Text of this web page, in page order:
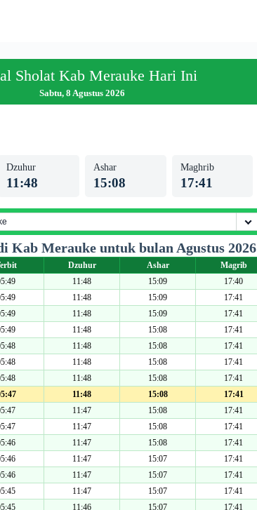
Sholat Kab Merauke Hari Ini
Sabtu, 8 Agustus 2026
Dzuhur
11:48
Ashar
15:08
Maghrib
17:41
Kab Merauke untuk bulan Agustus 2026
Dzuhur Ashar Magrib
11:48 15:09 17:40
11:48 15:09 17:41
11:48 15:09 17:41
11:48 15:08 17:41
11:48 15:08 17:41
11:48 15:08 17:41
11:48 15:08 17:41
11:48 15:08 17:41
11:47 15:08 17:41
11:47 15:08 17:41
11:47 15:08 17:41
11:47 15:07 17:41
11:47 15:07 17:41
11:47 15:07 17:41
11:46 15:07 17:41